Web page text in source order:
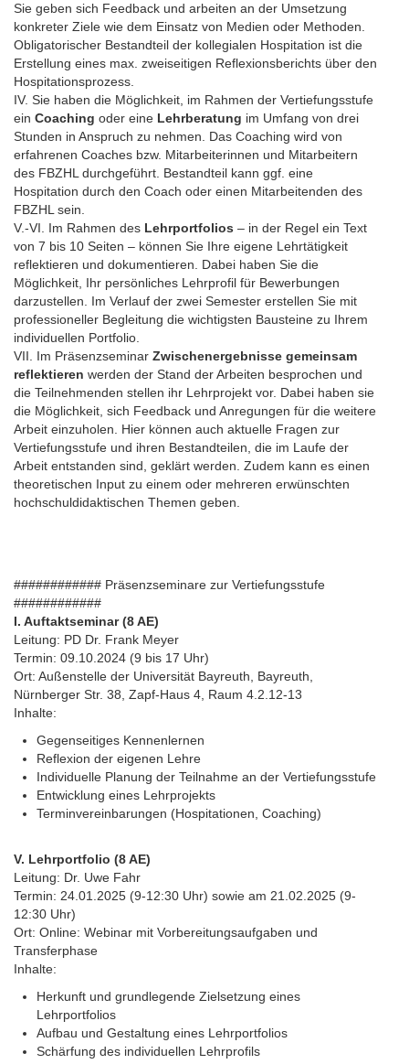
Sie geben sich Feedback und arbeiten an der Umsetzung
konkreter Ziele wie dem Einsatz von Medien oder Methoden.
Obligatorischer Bestandteil der kollegialen Hospitation ist die
Erstellung eines max. zweiseitigen Reflexionsberichts über den
Hospitationsprozess.
IV. Sie haben die Möglichkeit, im Rahmen der Vertiefungsstufe
ein Coaching oder eine Lehrberatung im Umfang von drei
Stunden in Anspruch zu nehmen. Das Coaching wird von
erfahrenen Coaches bzw. Mitarbeiterinnen und Mitarbeitern
des FBZHL durchgeführt. Bestandteil kann ggf. eine
Hospitation durch den Coach oder einen Mitarbeitenden des
FBZHL sein.
V.-VI. Im Rahmen des Lehrportfolios – in der Regel ein Text
von 7 bis 10 Seiten – können Sie Ihre eigene Lehrtätigkeit
reflektieren und dokumentieren. Dabei haben Sie die
Möglichkeit, Ihr persönliches Lehrprofil für Bewerbungen
darzustellen. Im Verlauf der zwei Semester erstellen Sie mit
professioneller Begleitung die wichtigsten Bausteine zu Ihrem
individuellen Portfolio.
VII. Im Präsenzseminar Zwischenergebnisse gemeinsam
reflektieren werden der Stand der Arbeiten besprochen und
die Teilnehmenden stellen ihr Lehrprojekt vor. Dabei haben sie
die Möglichkeit, sich Feedback und Anregungen für die weitere
Arbeit einzuholen. Hier können auch aktuelle Fragen zur
Vertiefungsstufe und ihren Bestandteilen, die im Laufe der
Arbeit entstanden sind, geklärt werden. Zudem kann es einen
theoretischen Input zu einem oder mehreren erwünschten
hochschuldidaktischen Themen geben.
############ Präsenzseminare zur Vertiefungsstufe
############
I. Auftaktseminar (8 AE)
Leitung: PD Dr. Frank Meyer
Termin: 09.10.2024 (9 bis 17 Uhr)
Ort: Außenstelle der Universität Bayreuth, Bayreuth,
Nürnberger Str. 38, Zapf-Haus 4, Raum 4.2.12-13
Inhalte:
Gegenseitiges Kennenlernen
Reflexion der eigenen Lehre
Individuelle Planung der Teilnahme an der Vertiefungsstufe
Entwicklung eines Lehrprojekts
Terminvereinbarungen (Hospitationen, Coaching)
V. Lehrportfolio (8 AE)
Leitung: Dr. Uwe Fahr
Termin: 24.01.2025 (9-12:30 Uhr) sowie am 21.02.2025 (9-
12:30 Uhr)
Ort: Online: Webinar mit Vorbereitungsaufgaben und
Transferphase
Inhalte:
Herkunft und grundlegende Zielsetzung eines
Lehrportfolios
Aufbau und Gestaltung eines Lehrportfolios
Schärfung des individuellen Lehrprofils